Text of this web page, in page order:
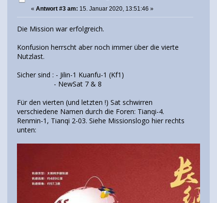
« Antwort #3 am: 15. Januar 2020, 13:51:46 »
Die Mission war erfolgreich.
Konfusion herrscht aber noch immer über die vierte
Nutzlast.
Sicher sind : - Jilin-1 Kuanfu-1 (Kf1)
- NewSat 7 & 8
Für den vierten (und letzten !) Sat schwirren
verschiedene Namen durch die Foren: Tianqi-4.
Renmin-1, Tianqi 2-03. Siehe Missionslogo hier rechts
unten: